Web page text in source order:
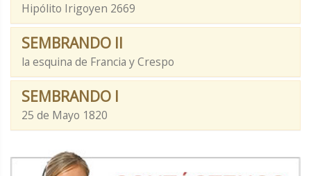
Hipólito Irigoyen 2669
SEMBRANDO II
la esquina de Francia y Crespo
SEMBRANDO I
25 de Mayo 1820